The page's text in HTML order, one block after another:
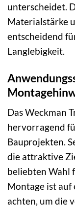
unterscheidet.
Materialstärke
entscheidend
Langlebigkeit.
Das Weckman
hervorragend
Bauprojekten.
die attraktive
beliebten Wahl
Montage ist auf
achten, um die